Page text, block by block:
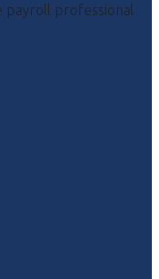
payroll professional